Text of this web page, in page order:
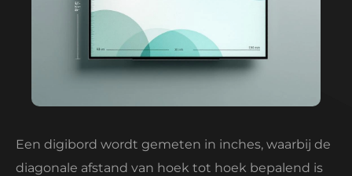
Een digibord wordt gemeten in inches, waarbij de
diagonale afstand van hoek tot hoek bepalend is